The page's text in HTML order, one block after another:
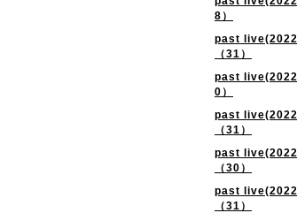
8）
past live(2022
（31）
past live(2022
0）
past live(2022
（31）
past live(2022
（30）
past live(2022
（31）